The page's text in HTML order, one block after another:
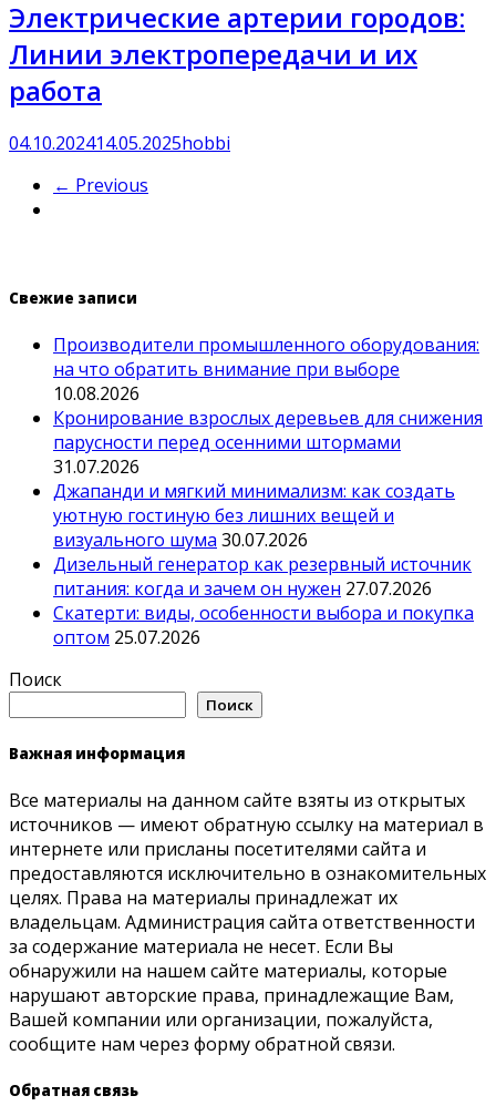
Электрические артерии городов:
Линии электропередачи и их
работа
04.10.202414.05.2025hobbi
← Previous
Свежие записи
Производители промышленного оборудования:
на что обратить внимание при выборе
10.08.2026
Кронирование взрослых деревьев для снижения
парусности перед осенними штормами
31.07.2026
Джапанди и мягкий минимализм: как создать
уютную гостиную без лишних вещей и
визуального шума 30.07.2026
Дизельный генератор как резервный источник
питания: когда и зачем он нужен 27.07.2026
Скатерти: виды, особенности выбора и покупка
оптом 25.07.2026
Поиск
Поиск
Важная информация
Все материалы на данном сайте взяты из открытых
источников — имеют обратную ссылку на материал в
интернете или присланы посетителями сайта и
предоставляются исключительно в ознакомительных
целях. Права на материалы принадлежат их
владельцам. Администрация сайта ответственности
за содержание материала не несет. Если Вы
обнаружили на нашем сайте материалы, которые
нарушают авторские права, принадлежащие Вам,
Вашей компании или организации, пожалуйста,
сообщите нам через форму обратной связи.
Обратная связь